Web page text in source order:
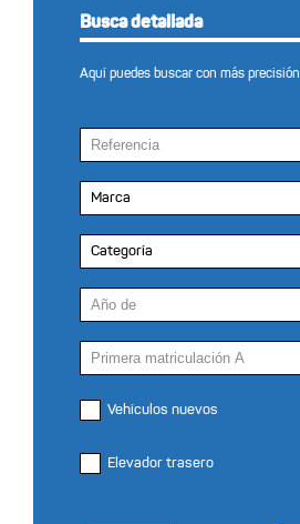
Busca detallada
Aquí puedes buscar con más precisión
Vehículos nuevos
Elevador trasero